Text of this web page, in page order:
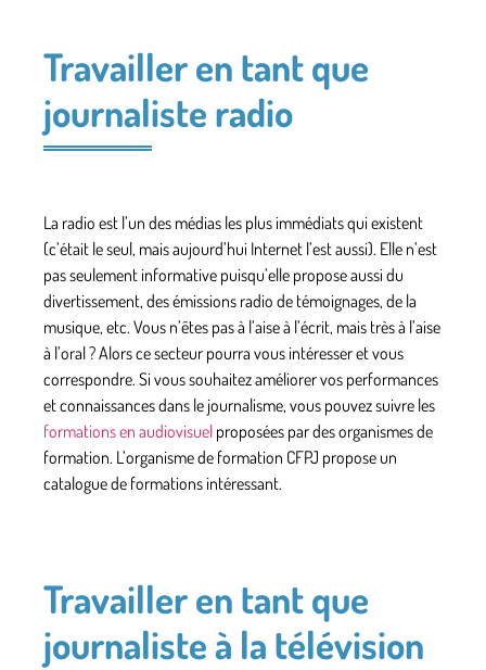
Travailler en tant que
journaliste radio
La radio est l’un des médias les plus immédiats qui existent
(c’était le seul, mais aujourd’hui Internet l’est aussi). Elle n’est
pas seulement informative puisqu’elle propose aussi du
divertissement, des émissions radio de témoignages, de la
musique, etc. Vous n’êtes pas à l’aise à l’écrit, mais très à l’aise
à l’oral ? Alors ce secteur pourra vous intéresser et vous
correspondre. Si vous souhaitez améliorer vos performances
et connaissances dans le journalisme, vous pouvez suivre les
formations en audiovisuel proposées par des organismes de
formation. L’organisme de formation CFPJ propose un
catalogue de formations intéressant.
Travailler en tant que
journaliste à la télévision